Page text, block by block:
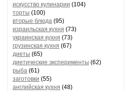
искусство кулинарии (104)
торты (100)
вторые блюда (95)
израильская кухня (73)
украинская кухня (73)
грузинская кухня (67)
диеты (65)
диетические эксперименты (62)
рыба (61)
заготовки (55)
английская кухня (48)